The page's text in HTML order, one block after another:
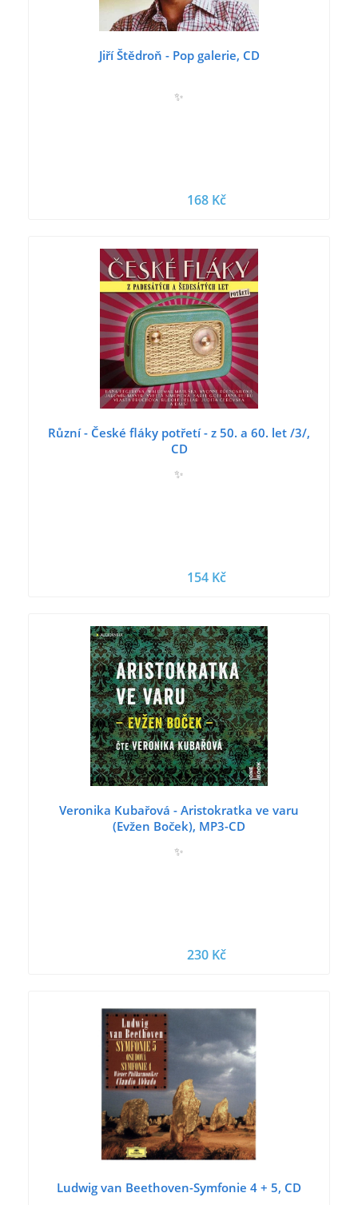
Jiří Štědroň - Pop galerie, CD
✨
168 Kč
Různí - České fláky potřetí - z 50. a 60. let /3/,
CD
✨
154 Kč
Veronika Kubařová - Aristokratka ve varu
(Evžen Boček), MP3-CD
✨
230 Kč
Ludwig van Beethoven-Symfonie 4 + 5, CD